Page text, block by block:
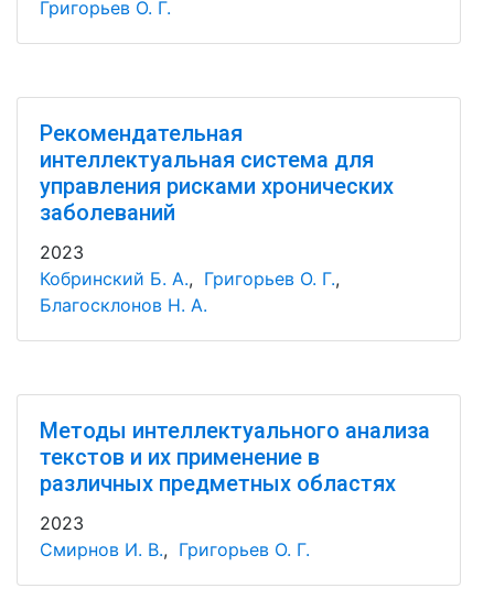
Григорьев О. Г.
Рекомендательная
интеллектуальная система для
управления рисками хронических
заболеваний
2023
Кобринский Б. А., Григорьев О. Г.,
Благосклонов Н. А.
Методы интеллектуального анализа
текстов и их применение в
различных предметных областях
2023
Смирнов И. В., Григорьев О. Г.